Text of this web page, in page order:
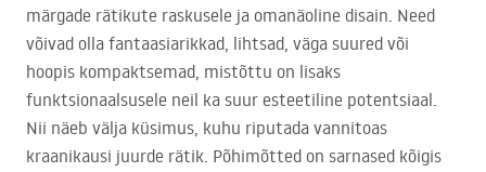
märgade rätikute raskusele ja omanäoline disain. Need
võivad olla fantaasiarikkad, lihtsad, väga suured või
hoopis kompaktsemad, mistõttu on lisaks
funktsionaalsusele neil ka suur esteetiline potentsiaal.
Nii näeb välja küsimus, kuhu riputada vannitoas
kraanikausi juurde rätik. Põhimõtted on sarnased kõigis